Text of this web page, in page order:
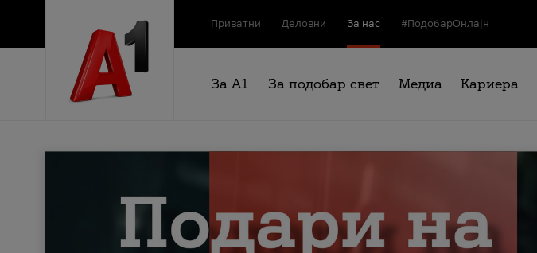
Приватни Деловни За нас #ПодобарОнлајн
За А1 За подобар свет Медиа Кариера